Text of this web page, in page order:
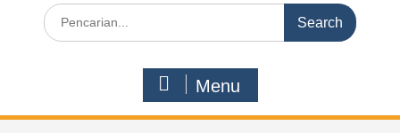
Search
for:
Menu